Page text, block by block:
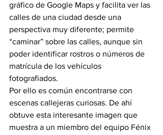
gráfico de Google Maps y facilita ver las
calles de una ciudad desde una
perspectiva muy diferente; permite
“caminar” sobre las calles, aunque sin
poder identificar rostros o números de
matrícula de los vehículos
fotografiados.
Por ello es común encontrarse con
escenas callejeras curiosas. De ahí
obtuve esta interesante imagen que
muestra a un miembro del equipo Fénix